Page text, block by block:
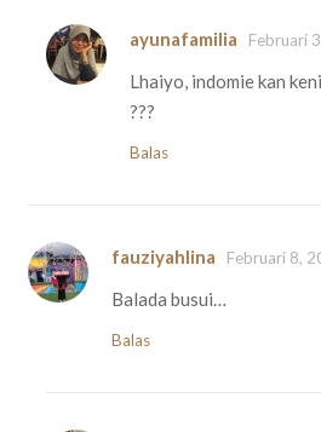
ayunafamilia Februari
Lhaiyo, indomie kan
???
Balas
fauziyahlina Februari 8,
Balada busui…
Balas